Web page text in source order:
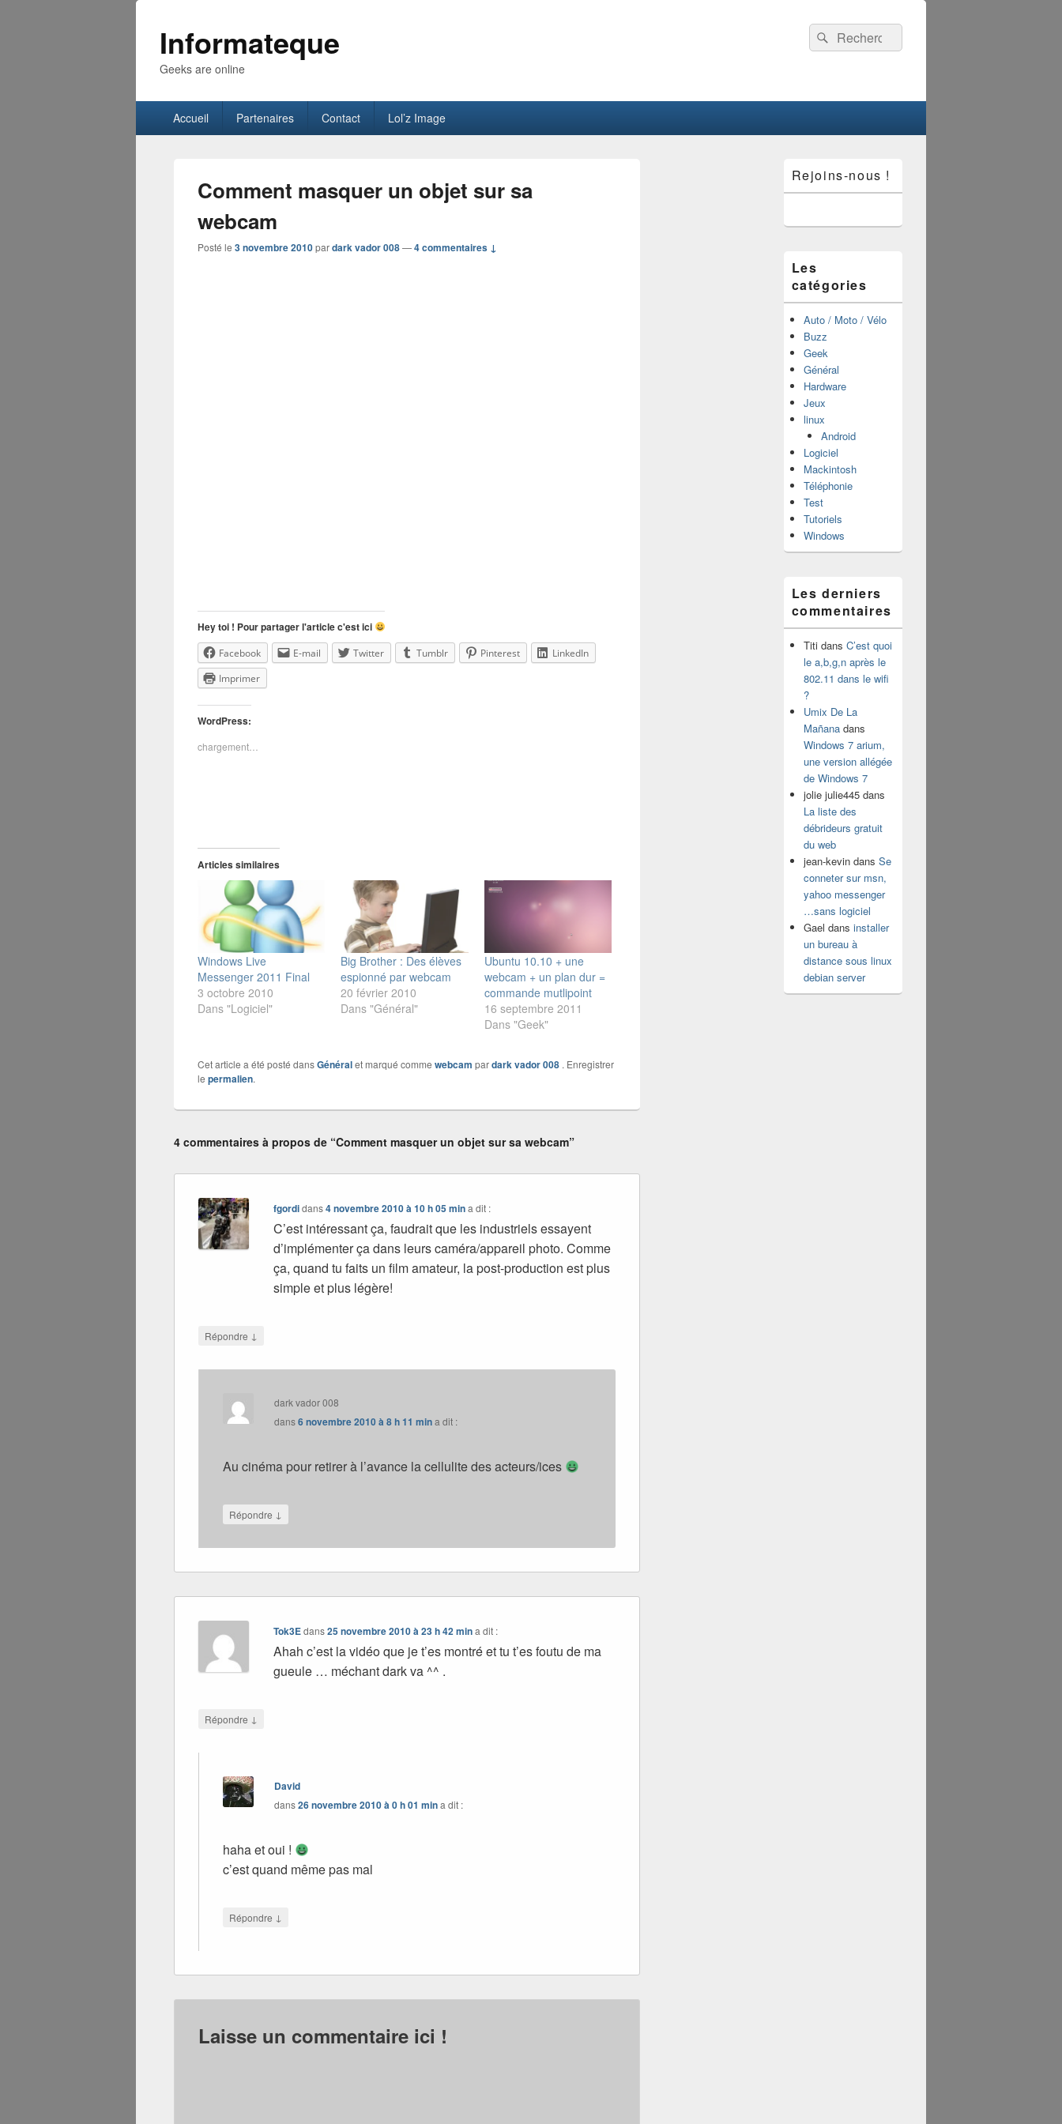
Informateque
Geeks are online
Recherche :
Rechercher
principalAccueil Partenaires Contact Lol’z Image
Comment masquer un objet sur sa
webcam
Posté le 3 novembre 2010pardark vador 008—4 commentaires ↓
Hey toi ! Pour partager l'article c'est ici
Facebook E-mail Twitter Tumblr Pinterest
LinkedIn
Imprimer
WordPress:
chargement…
Articles similaires
Windows Live
Messenger 2011 Final
3 octobre 2010
Dans "Logiciel"
Big Brother : Des élèves
espionné par webcam
20 février 2010
Dans "Général"
Ubuntu 10.10 + une
webcam + un plan dur =
commande mutlipoint
16 septembre 2011
Dans "Geek"
Cet article a été posté dansGénéralet marqué comme webcam pardark vador 008. Enregistrer
le permalien.
4 commentaires à propos de “Comment masquer un objet sur sa webcam”
fgordidans4 novembre 2010 à 10 h 05 mina dit :
C’est intéressant ça, faudrait que les industriels essayent
d’implémenter ça dans leurs caméra/appareil photo. Comme
ça, quand tu faits un film amateur, la post-production est plus
simple et plus légère!
Répondre ↓
dark vador 008
dans6 novembre 2010 à 8 h 11 mina dit :
Au cinéma pour retirer à l’avance la cellulite des acteurs/ices
Répondre ↓
Tok3Edans25 novembre 2010 à 23 h 42 mina dit :
Ahah c’est la vidéo que je t’es montré et tu t’es foutu de ma
gueule … méchant dark va ^^ .
Répondre ↓
David
dans26 novembre 2010 à 0 h 01 mina dit :
haha et oui !
c’est quand même pas mal
Répondre ↓
Laisse un commentaire ici !
principale
de
pour
latérale
Rejoins-nous !
Les
catégories
Auto / Moto / Vélo
Buzz
Geek
Général
Hardware
Jeux
linux
Android
Logiciel
Mackintosh
Téléphonie
Test
Tutoriels
Windows
Les derniers
commentaires
Titidans C’est quoi
le a,b,g,n après le
802.11 dans le wifi
?
Umix De La
Mañanadans
Windows 7 arium,
une version allégée
de Windows 7
jolie julie445dans
La liste des
débrideurs gratuit
du web
jean-kevindans Se
conneter sur msn,
yahoo messenger
…sans logiciel
Gael dans installer
un bureau à
distance sous linux
debian server